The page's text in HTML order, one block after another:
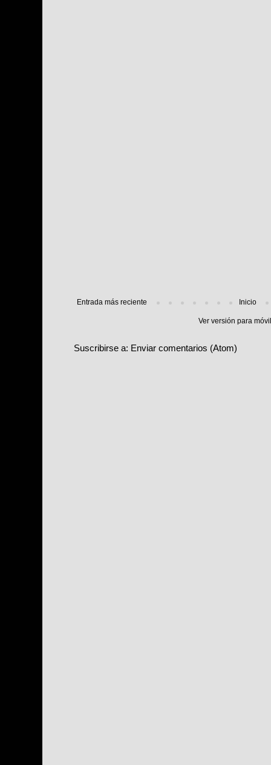
Entrada más reciente Inicio
Ver versión para
Suscribirse a: Enviar comentarios (Atom)